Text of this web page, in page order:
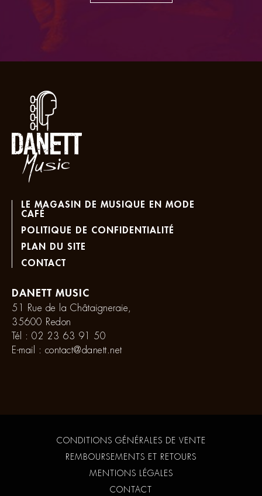
LE MAGASIN DE MUSIQUE EN MODE
CAFÉ
POLITIQUE DE CONFIDENTIALITÉ
PLAN DU SITE
CONTACT
DANETT MUSIC
51 Rue de la Châtaigneraie,
35600 Redon
Tél : 02 23 63 91 50
E-mail : contact@danett.net
CONDITIONS GÉNÉRALES DE VENTE
REMBOURSEMENTS ET RETOURS
MENTIONS LÉGALES
CONTACT